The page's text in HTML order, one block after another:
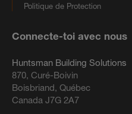
Politique de Protection
Connecte-toi avec nous
Huntsman Building Solutions
870, Curé-Boivin
Boisbriand, Québec
Canada J7G 2A7